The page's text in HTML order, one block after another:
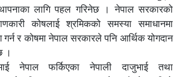
लागि पहल गरिनेछ । नेपाल सरकारको
कोषलाई श्रमिकको समस्या समाधानमा
गर्न र कोषमा नेपाल सरकारले पनि आर्थिक योगदान
।
नेपाल फर्किएका नेपाली दाजुभाई तथा